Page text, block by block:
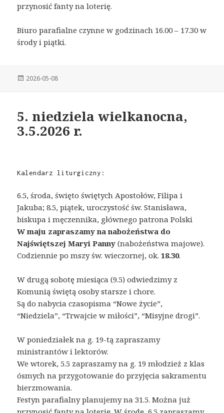
przynosić fanty na loterię.
Biuro parafialne czynne w godzinach 16.00 – 17.30 w
środy i piątki.
Posted
2026-05-08
5. niedziela wielkanocna,
3.5.2026 r.
Kalendarz liturgiczny:
6.5, środa, święto świętych Apostołów, Filipa i
Jakuba; 8.5, piątek, uroczystość św. Stanisława,
biskupa i męczennika, głównego patrona Polski
W maju zapraszamy na nabożeństwa do
Najświętszej Maryi Panny (nabożeństwa majowe).
Codziennie po mszy św. wieczornej, ok.18.30.
W drugą sobotę miesiąca (9.5) odwiedzimy z
Komunią świętą osoby starsze i chore.
Są do nabycia czasopisma “Nowe życie”,
“Niedziela”, “Trwajcie w miłości”, “Misyjne drogi”.
W poniedziałek na g. 19-tą zapraszamy
ministrantów i lektorów.
We wtorek, 5.5 zapraszamy na g. 19 młodzież z klas
ósmych na przygotowanie do przyjęcia sakramentu
bierzmowania.
Festyn parafialny planujemy na 31.5. Można już